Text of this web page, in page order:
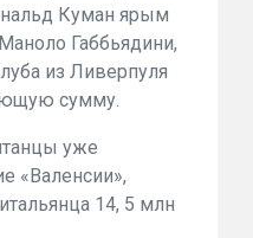
Куман ярым
Габбьядини,
из Ливерпуля
сумму.
уже
«Валенсии»,
14, 5 млн